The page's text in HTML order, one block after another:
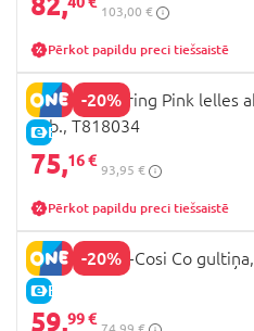
103,00 €
Pērkot papildu preci tiešsaistē
-20%
E-CENA
509 Crew Spring Pink lelles
gab., T818034
75,16 €
93,95 €
Pērkot papildu preci tiešsaistē
-20%
E-CENA
SMOBY Maxi-Cosi Co
59,99 €